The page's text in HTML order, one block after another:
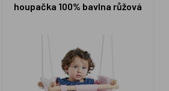
houpačka 100% bavlna růžová